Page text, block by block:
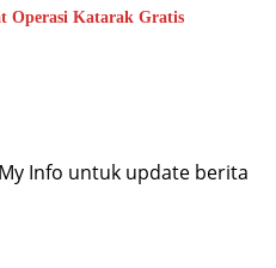
Operasi Katarak Gratis
Info untuk update berita